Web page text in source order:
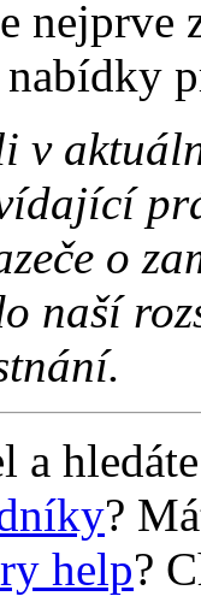
nejprve
v
o
naší
a
?
help?